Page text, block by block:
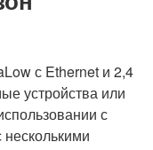
с Ethernet и 2,4
устройства или
с